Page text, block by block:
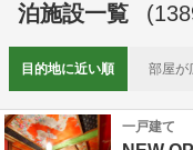
泊施設一覧
(
目的地に近い順 部屋が
一戸建て